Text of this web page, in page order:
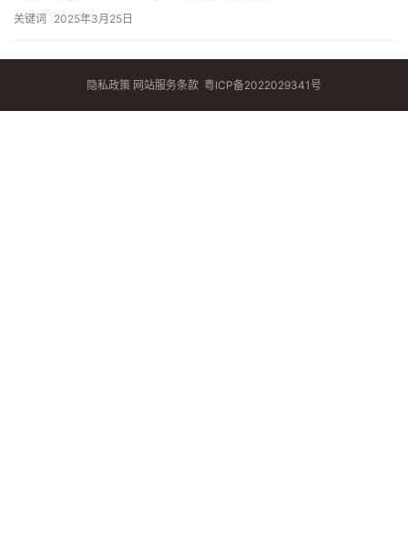
关键词 2025年3月25日
隐私政策 网站服务条款 粤ICP备2022029341号